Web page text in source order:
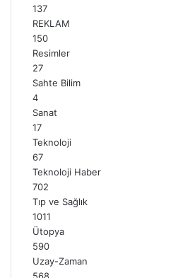
137
REKLAM
150
Resimler
27
Sahte Bilim
4
Sanat
17
Teknoloji
67
Teknoloji Haber
702
Tıp ve Sağlık
1011
Ütopya
590
Uzay-Zaman